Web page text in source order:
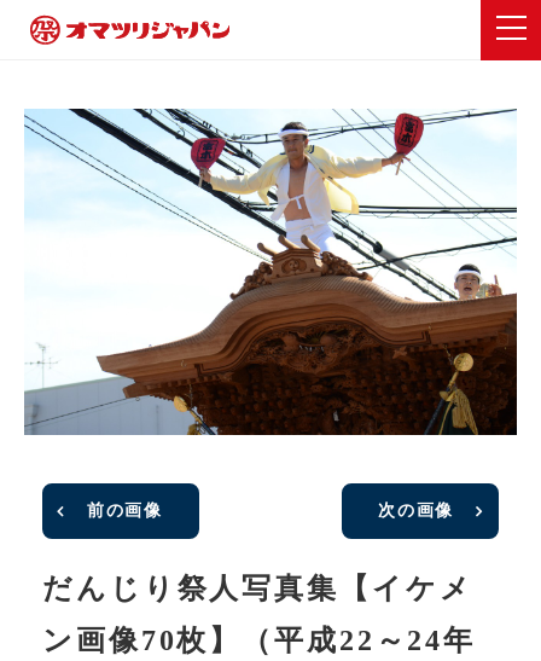
前の画像 次の画像
だんじり祭人写真集【イケメ
ン画像70枚】（平成22～24年